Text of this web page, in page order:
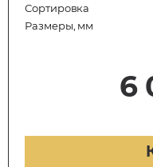
Сортировка
Размеры, мм
6